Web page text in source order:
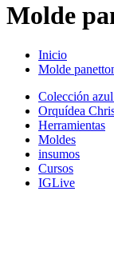
Molde
Inicio
Molde
Colección
Orquídea
Herramientas
Moldes
insumos
Cursos
IGLive